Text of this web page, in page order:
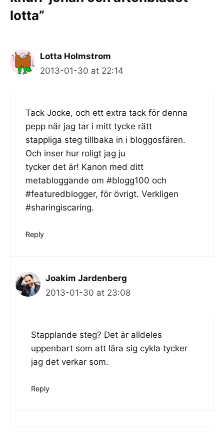
lotta”
Lotta Holmstrom
2013-01-30 at 22:14
Tack Jocke, och ett extra tack för denna
pepp när jag tar i mitt tycke rätt
stappliga steg tillbaka in i bloggosfären.
Och inser hur roligt jag ju
tycker det är! Kanon med ditt
metabloggande om #blogg100 och
#featuredblogger, för övrigt. Verkligen
#sharingiscaring.
Reply
Joakim Jardenberg
2013-01-30 at 23:08
Stapplande steg? Det är alldeles
uppenbart som att lära sig cykla tycker
jag det verkar som.
Reply